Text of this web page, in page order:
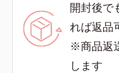
開封後で
れば返品
※商品返
します